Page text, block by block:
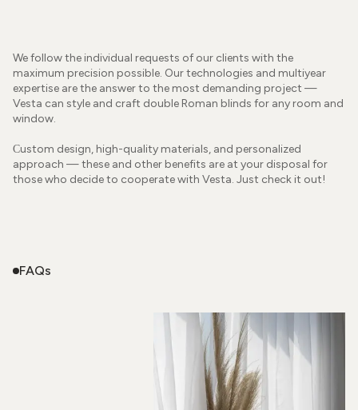
We follow the individual requests of our clients with the
maximum precision possible. Our technologies and multiyear
expertise are the answer to the most demanding project —
Vesta can style and craft double Roman blinds for any room and
window.
Сustom design, high-quality materials, and personalized
approach — these and other benefits are at your disposal for
those who decide to cooperate with Vesta. Just check it out!
FAQs